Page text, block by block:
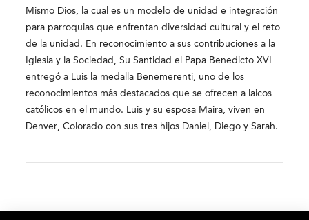
Mismo Dios, la cual es un modelo de unidad e integración
para parroquias que enfrentan diversidad cultural y el reto
de la unidad. En reconocimiento a sus contribuciones a la
Iglesia y la Sociedad, Su Santidad el Papa Benedicto XVI
entregó a Luis la medalla Benemerenti, uno de los
reconocimientos más destacados que se ofrecen a laicos
católicos en el mundo. Luis y su esposa Maira, viven en
Denver, Colorado con sus tres hijos Daniel, Diego y Sarah.